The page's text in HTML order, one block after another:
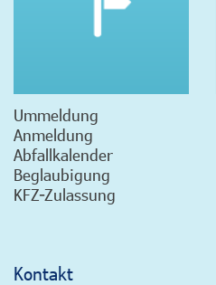
Ummeldung
Anmeldung
Abfallkalender
Beglaubigung
KFZ-Zulassung
Kontakt